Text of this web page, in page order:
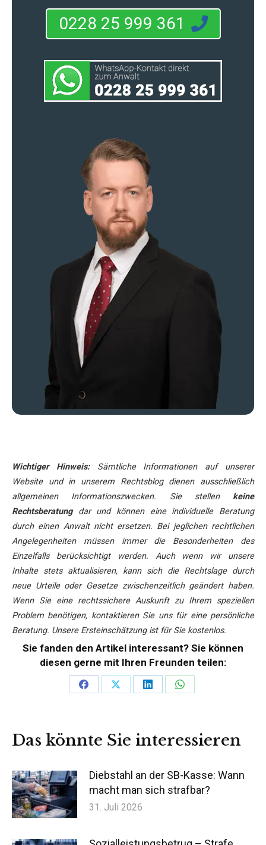
0228 25 999 361
Wichtiger Hinweis:Sämtliche Informationen auf unserer
Website und in unserem Rechtsblog dienen ausschließlich
allgemeinen Informationszwecken. Sie stellen keine
Rechtsberatungdar und können eine individuelle Beratung
durch einen Anwalt nicht ersetzen. Bei jeglichen rechtlichen
Angelegenheiten müssen immer die Besonderheiten des
Einzelfalls berücksichtigt werden. Auch wenn wir unsere
Inhalte stets aktualisieren, kann sich die Rechtslage durch
neue Urteile oder Gesetze zwischenzeitlich geändert haben.
Wenn Sie eine rechtssichere Auskunft zu Ihrem speziellen
Problem benötigen, kontaktieren Sie uns für eine persönliche
Beratung. Unsere Ersteinschätzung ist für Sie kostenlos.
Sie fanden den Artikel interessant? Sie können
diesen gerne mit Ihren Freunden teilen:
Teilen
Teilen
Teilen
Teilen
Das könnte Sie interessieren
Diebstahl an der SB-Kasse: Wann
macht man sich strafbar?
31. Juli 2026